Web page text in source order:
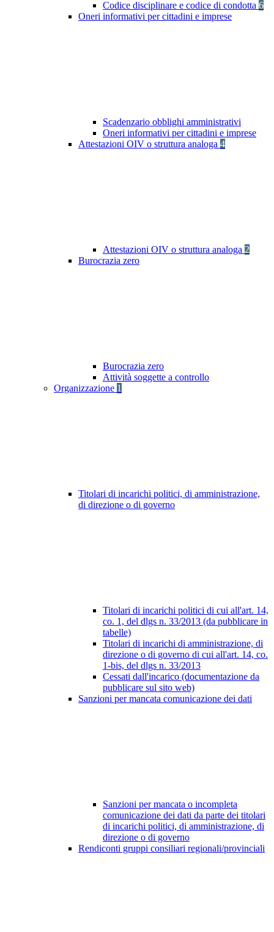
Codice disciplinare e codice di condotta 6
Oneri informativi per cittadini e imprese
Scadenzario obblighi amministrativi
Oneri informativi per cittadini e imprese
Attestazioni OIV o struttura analoga 4
Attestazioni OIV o struttura analoga 2
Burocrazia zero
Burocrazia zero
Attività soggette a controllo
Organizzazione 1
Titolari di incarichi politici, di amministrazione,
di direzione o di governo
Titolari di incarichi politici di cui all'art. 14,
co. 1, del dlgs n. 33/2013 (da pubblicare in
tabelle)
Titolari di incarichi di amministrazione, di
direzione o di governo di cui all'art. 14, co.
1-bis, del dlgs n. 33/2013
Cessati dall'incarico (documentazione da
pubblicare sul sito web)
Sanzioni per mancata comunicazione dei dati
Sanzioni per mancata o incompleta
comunicazione dei dati da parte dei titolari
di incarichi politici, di amministrazione, di
direzione o di governo
Rendiconti gruppi consiliari regionali/provinciali